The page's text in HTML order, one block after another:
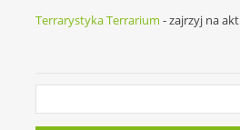
Terrarystyka Terrarium - zajrzyj na